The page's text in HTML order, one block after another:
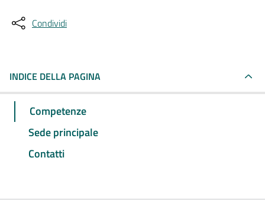
Condividi
INDICE DELLA PAGINA
Competenze
Sede principale
Contatti